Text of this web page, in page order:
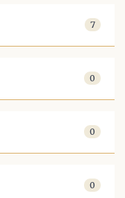
7
0
0
0